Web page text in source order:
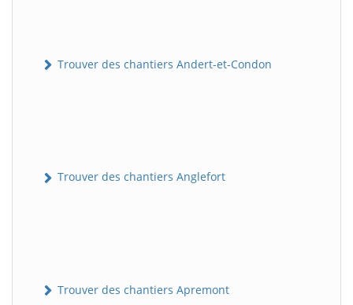
Trouver des chantiers Andert-et-Condon
Trouver des chantiers Anglefort
Trouver des chantiers Apremont